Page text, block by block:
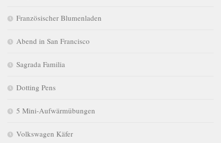
Französischer Blumenladen
Abend in San Francisco
Sagrada Familia
Dotting Pens
5 Mini-Aufwärmübungen
Volkswagen Käfer